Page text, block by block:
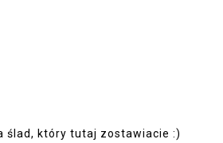
ślad, który tutaj zostawiacie :)